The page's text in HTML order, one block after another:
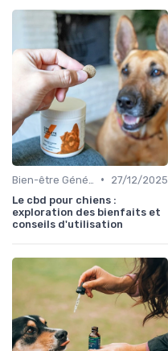
•
27/12/2025
Le cbd pour chiens :
exploration des bienfaits et
conseils d'utilisation